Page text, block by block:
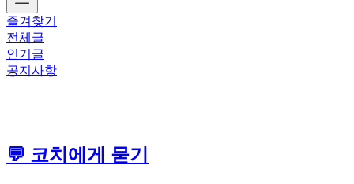
즐겨찾기
전체글
인기글
공지사항
💬 코치에게 묻기